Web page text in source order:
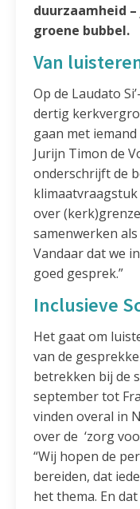
duurzaamheid
groene bubbel.
Van
Op de Laudato
dertig
gaan met
Jurijn Timon de
onderschrijft de
over
samenwerken
Vandaar dat we
goed gesprek.”
Inclusieve
Het gaat om
van de
betrekken bij de
september tot
vinden overal in
over de ‘zorg
“Wij hopen de
bereiden, dat
het thema. En